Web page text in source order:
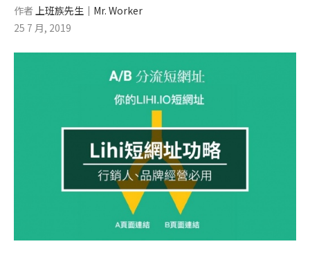
作者 上班族先生│Mr. Worker
25 7 月, 2019